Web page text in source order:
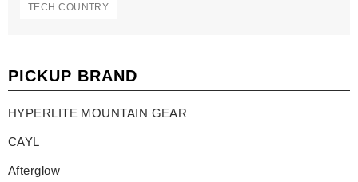
TECH COUNTRY
PICKUP BRAND
HYPERLITE MOUNTAIN GEAR
CAYL
Afterglow